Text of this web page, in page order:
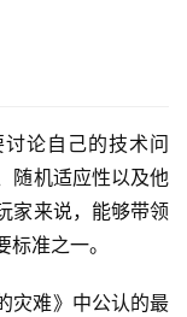
论自己的技术问
随机适应性以及他
家来说，能够带领
准之一。
灾难》中公认的最